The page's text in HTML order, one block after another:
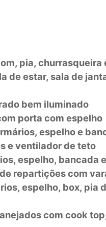
pia, churrasqueira
de estar, sala de
bem iluminado
porta com espelho
espelho e
e ventilador de teto
espelho, bancada
repartições com
espelho, box, pia
com cook